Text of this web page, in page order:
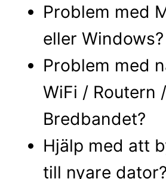
Problem med
eller Windows?
Problem med
WiFi / Routern /
Bredbandet?
Hjälp med att
till nyare dator?